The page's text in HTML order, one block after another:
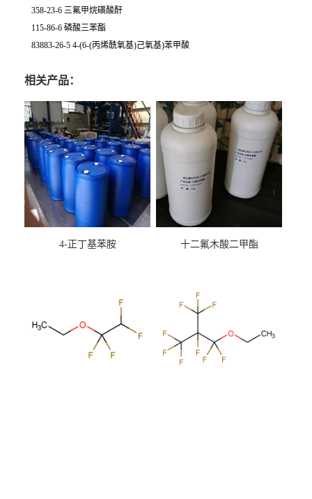
358-23-6 三氟甲烷磺酸酐
115-86-6 磷酸三苯酯
83883-26-5 4-(6-(丙烯酰氧基)己氧基)苯甲酸
相关产品：
4-正丁基苯胺 十二氟木酸二甲酯